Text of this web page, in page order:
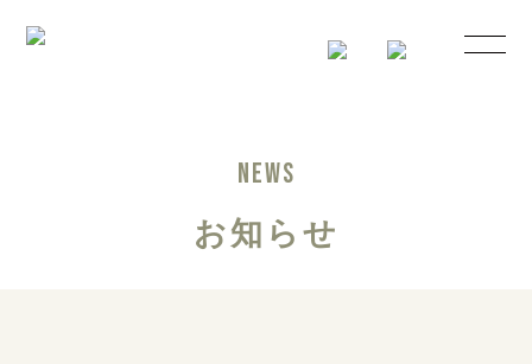
NEWS
お知らせ